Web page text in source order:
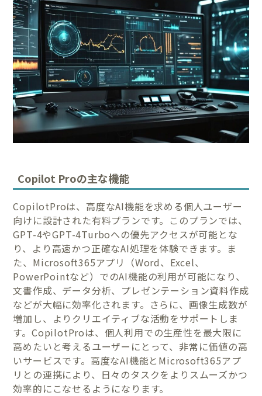
Copilot Proの主な機能
CopilotProは、高度なAI機能を求める個人ユーザー
向けに設計された有料プランです。このプランでは、
GPT-4やGPT-4Turboへの優先アクセスが可能とな
り、より高速かつ正確なAI処理を体験できます。ま
た、Microsoft365アプリ（Word、Excel、
PowerPointなど）でのAI機能の利用が可能になり、
文書作成、データ分析、プレゼンテーション資料作成
などが大幅に効率化されます。さらに、画像生成数が
増加し、よりクリエイティブな活動をサポートしま
す。CopilotProは、個人利用での生産性を最大限に
高めたいと考えるユーザーにとって、非常に価値の高
いサービスです。高度なAI機能とMicrosoft365アプ
リとの連携により、日々のタスクをよりスムーズかつ
効率的にこなせるようになります。